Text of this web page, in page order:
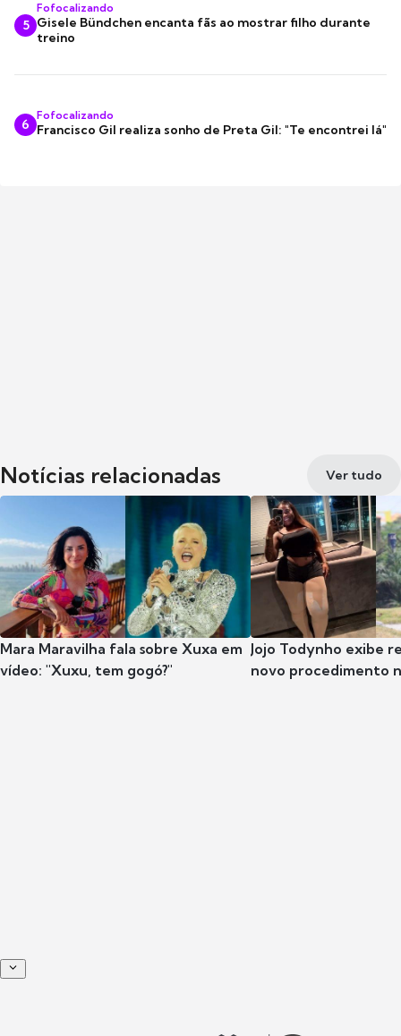
5
Fofocalizando
Gisele Bündchen encanta fãs ao mostrar filho durante
treino
6
Fofocalizando
Francisco Gil realiza sonho de Preta Gil: "Te encontrei lá"
Notícias relacionadas Ver tudo
Mara Maravilha fala sobre Xuxa em
vídeo: "Xuxu, tem gogó?"
Jojo Todynho exibe
novo procedimento